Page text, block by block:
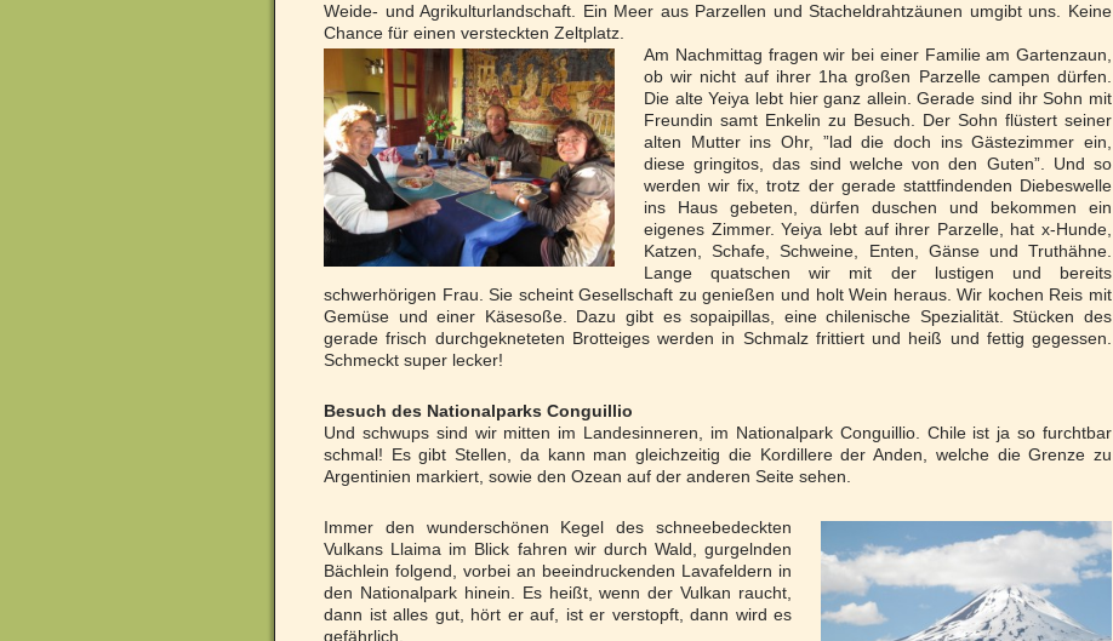
Weide- und Agrikulturlandschaft. Ein Meer aus Parzellen und Stacheldrahtzäunen umgibt uns. Keine
Chance für einen versteckten Zeltplatz.
Am Nachmittag fragen wir bei einer Familie am Gartenzaun,
ob wir nicht auf ihrer 1ha großen Parzelle campen dürfen.
Die alte Yeiya lebt hier ganz allein. Gerade sind ihr Sohn mit
Freundin samt Enkelin zu Besuch. Der Sohn flüstert seiner
alten Mutter ins Ohr, ”lad die doch ins Gästezimmer ein,
diese gringitos, das sind welche von den Guten”. Und so
werden wir fix, trotz der gerade stattfindenden Diebeswelle
ins Haus gebeten, dürfen duschen und bekommen ein
eigenes Zimmer. Yeiya lebt auf ihrer Parzelle, hat x-Hunde,
Katzen, Schafe, Schweine, Enten, Gänse und Truthähne.
Lange quatschen wir mit der lustigen und bereits
schwerhörigen Frau. Sie scheint Gesellschaft zu genießen und holt Wein heraus. Wir kochen Reis mit
Gemüse und einer Käsesoße. Dazu gibt es sopaipillas, eine chilenische Spezialität. Stücken des
gerade frisch durchgekneteten Brotteiges werden in Schmalz frittiert und heiß und fettig gegessen.
Schmeckt super lecker!
Besuch des Nationalparks Conguillio
Und schwups sind wir mitten im Landesinneren, im Nationalpark Conguillio. Chile ist ja so furchtbar
schmal! Es gibt Stellen, da kann man gleichzeitig die Kordillere der Anden, welche die Grenze zu
Argentinien markiert, sowie den Ozean auf der anderen Seite sehen.
Immer den wunderschönen Kegel des schneebedeckten
Vulkans Llaima im Blick fahren wir durch Wald, gurgelnden
Bächlein folgend, vorbei an beeindruckenden Lavafeldern in
den Nationalpark hinein. Es heißt, wenn der Vulkan raucht,
dann ist alles gut, hört er auf, ist er verstopft, dann wird es
gefährlich.